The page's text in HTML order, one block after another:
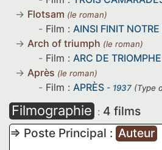
Flotsam (le roman)
Film : AINSI FINIT
Arch of triumph (le roman)
Film : ARC DE TRIOMPHE
Après (le roman)
Film : APRÈS - 1937 (Type
Filmographie : 4 films
=> Poste Principal : Auteur